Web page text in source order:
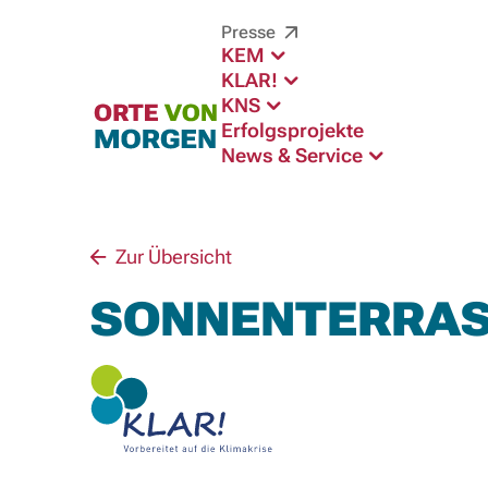
Presse
KEM
KLAR!
KNS
Erfolgsprojekte
News & Service
Zur Übersicht